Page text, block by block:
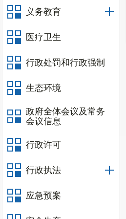
义务教育
医疗卫生
行政处罚和行政强制
生态环境
政府全体会议及常务
会议信息
行政许可
行政执法
应急预案